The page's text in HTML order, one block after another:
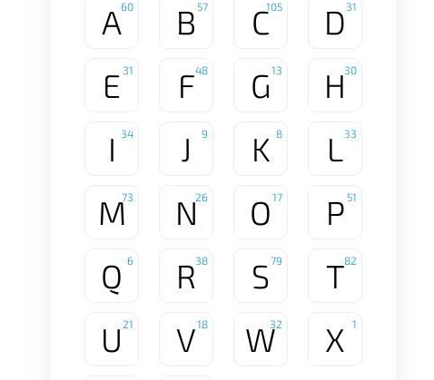
A60 B 57 C105 D 31
E 31 F48 G 13 H30
I 34 J 9 K 8 L 33
M73 N26 O 17 P 51
Q 6 R38 S79 T82
U 21 V18 W32 X 1